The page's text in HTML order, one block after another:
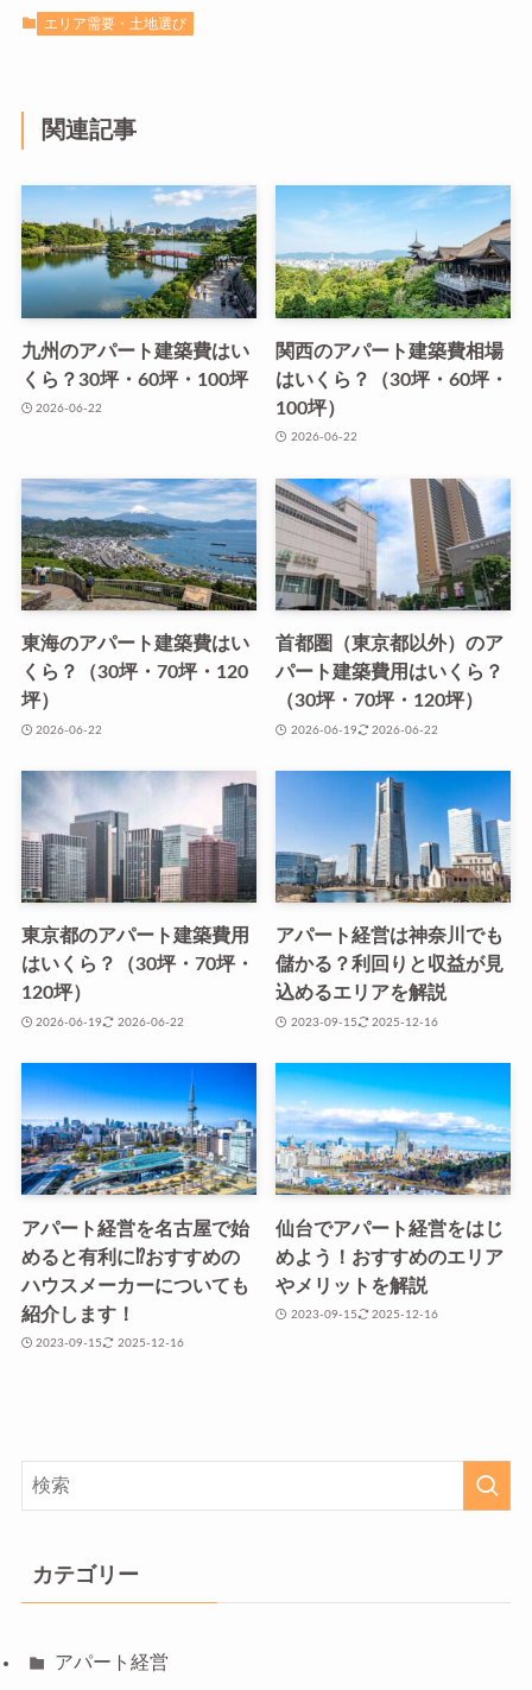
エリア需要・土地選び
関連記事
九州のアパート建築費はい
くら？30坪・60坪・100坪
2026-06-22
関西のアパート建築費相場
はいくら？（30坪・60坪・
100坪）
2026-06-22
東海のアパート建築費はい
くら？（30坪・70坪・120
坪）
2026-06-22
首都圏（東京都以外）のア
パート建築費用はいくら？
（30坪・70坪・120坪）
2026-06-19 2026-06-22
東京都のアパート建築費用
はいくら？（30坪・70坪・
120坪）
2026-06-19 2026-06-22
アパート経営は神奈川でも
儲かる？利回りと収益が見
込めるエリアを解説
2023-09-15 2025-12-16
アパート経営を名古屋で始
めると有利に⁉おすすめの
ハウスメーカーについても
紹介します！
2023-09-15 2025-12-16
仙台でアパート経営をはじ
めよう！おすすめのエリア
やメリットを解説
2023-09-15 2025-12-16
カテゴリー
アパート経営